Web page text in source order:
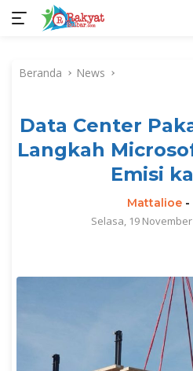
kontenBeranda News
Data Center
Langkah
Emisi
Mattalioe-
Selasa, 19 November